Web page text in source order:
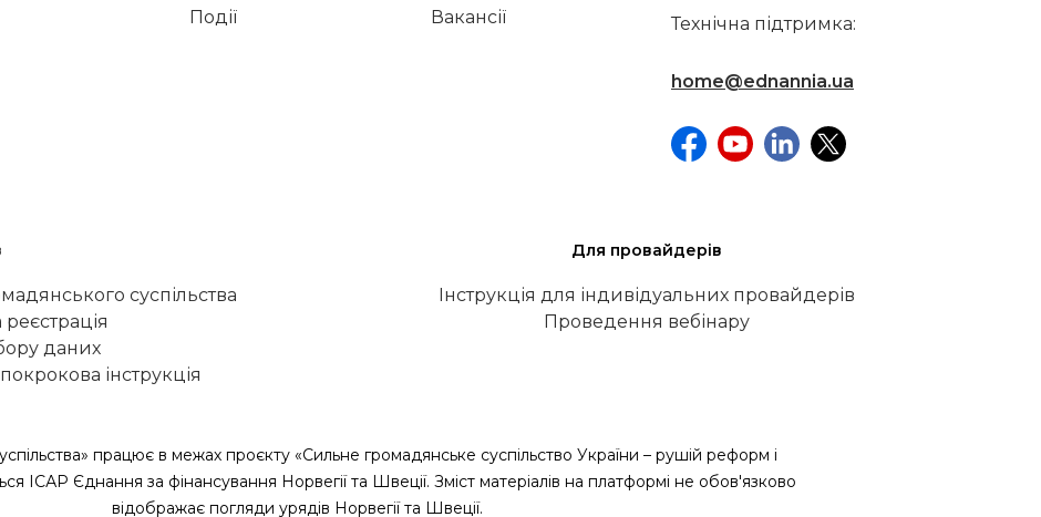
Події
Вакансії
Технічна підтримка:
home@ednannia.ua
суспільства
даних
інструкція
Для провайдерів
Інструкція для індивідуальних провайдерів
Проведення вебінару
працює в межах проєкту «Сильне громадянське суспільство України – рушій реформ і
ІСАР Єднання за фінансування Норвегії та Швеції. Зміст матеріалів на платформі не обов'язково
відображає погляди урядів Норвегії та Швеції.